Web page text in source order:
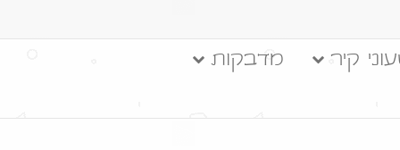
קיר מדבקות